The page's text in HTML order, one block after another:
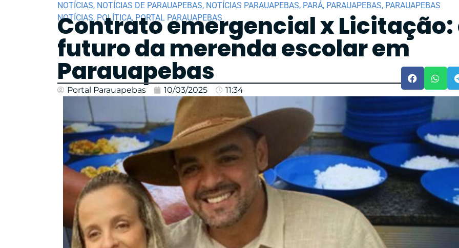
NOTÍCIAS, NOTÍCIAS DE PARAUAPEBAS, NOTÍCIAS PARAUAPEBAS, PARÁ, PARAUAPEBAS, PARAUAPEBAS
NOTÍCIAS, POLÍTICA, PORTAL PARAUAPEBAS
Contrato emergencial x Licitação:
futuro da merenda escolar em
Parauapebas
Portal Parauapebas 10/03/2025 11:34